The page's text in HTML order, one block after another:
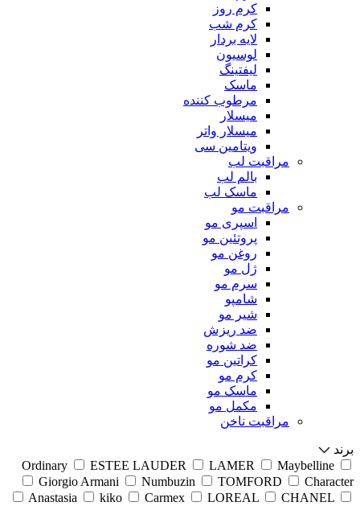
کرم روز
کرم شب
لایه بردار
لوسیون
لیفتینگ
ماسک
مرطوب کننده
میسلار
میسلار واتر
ویتامین سی
مراقبت لب
بالم لب
ماسک لب
مراقبت مو
اسپری مو
پروتئین مو
روغن مو
ژل مو
سرم مو
شامپو
شیر مو
ضد ریزش
ضد شوره
کراتین مو
کرم مو
ماسک مو
مکمل مو
مراقبت ناخن
برند
Ordinary
ESTEE LAUDER LAMER
Maybelline
Giorgio Armani
Numbuzin TOMFORD
Character
Anastasia
kiko Carmex LOREAL
CHANEL